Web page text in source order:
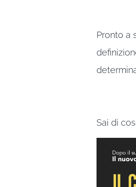
Pronto a
Sai di